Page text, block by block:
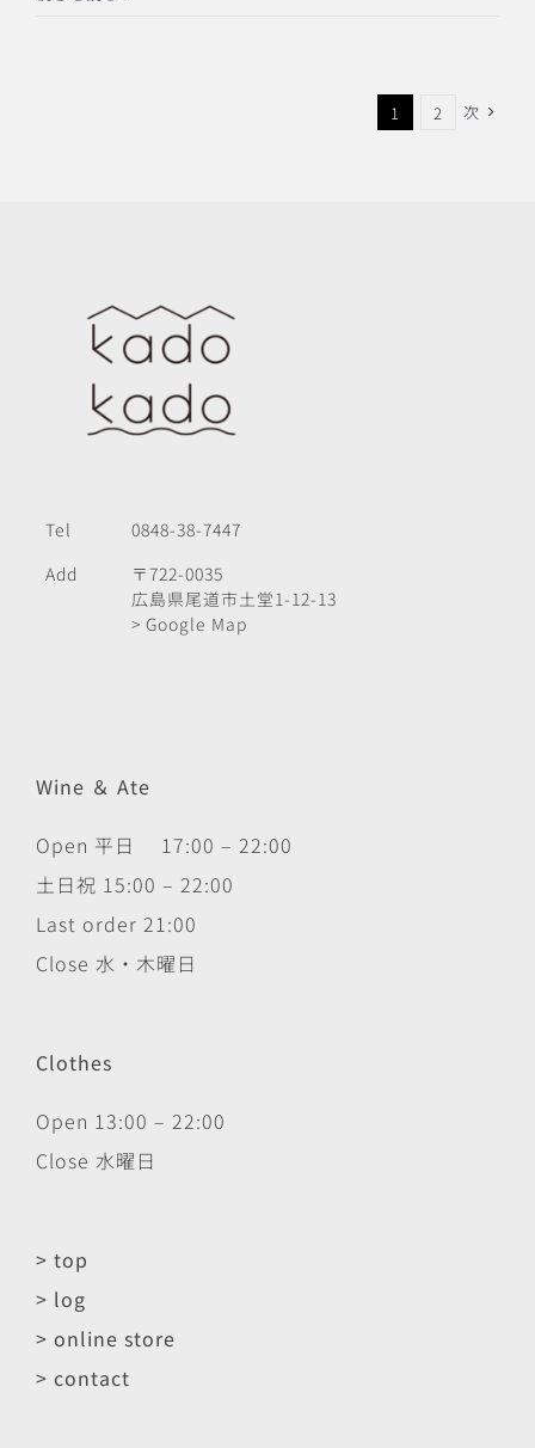
1 2 次
Tel
0848-38-7447
Add
〒722-0035
広島県尾道市土堂1-12-13
> Google Map
Wine ＆ Ate
Open 平日 17:00 – 22:00
土日祝 15:00 – 22:00
Last order 21:00
Close 水・木曜日
Clothes
Open 13:00 – 22:00
Close 水曜日
> top
> log
> online store
> contact